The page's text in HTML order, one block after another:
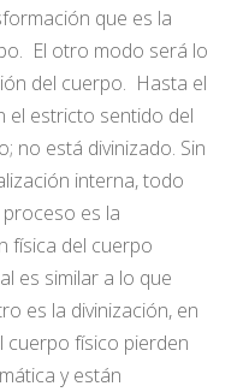
que es la
El otro modo será lo
del cuerpo. Hasta el
el estricto sentido del
no está divinizado. Sin
interna, todo
es la
física del cuerpo
es similar a lo que
es la divinización, en
cuerpo físico pierden
y están